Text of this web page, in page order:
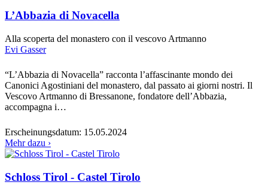
L’Abbazia di Novacella
Alla scoperta del monastero con il vescovo Artmanno
Evi Gasser
“L’Abbazia di Novacella” racconta l’affascinante mondo dei
Canonici Agostiniani del monastero, dal passato ai giorni nostri. Il
Vescovo Artmanno di Bressanone, fondatore dell’Abbazia,
accompagna i…
Erscheinungsdatum: 15.05.2024
Mehr dazu ›
Schloss Tirol - Castel Tirolo